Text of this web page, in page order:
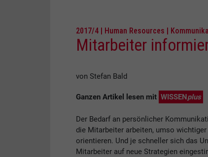
2017/4 | Human Resources |
Mitarbeiter
von Stefan Bald
Ganzen Artikel lesen mit WISSEN plus
Der Bedarf an persönlicher
die Mitarbeiter arbeiten, umso
orientieren. Und je schneller sich das
Mitarbeiter auf neue Strategien